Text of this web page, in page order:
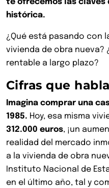
te ofrecemos las claves
histórica.
¿Qué está pasando con
vivienda de obra nueva?
rentable a largo plazo?
Cifras que
Imagina comprar una
1985. Hoy, esa misma
312.000 euros, ¡un
realidad del mercado
a la vivienda de obra
Instituto Nacional de
en el último año, tal y